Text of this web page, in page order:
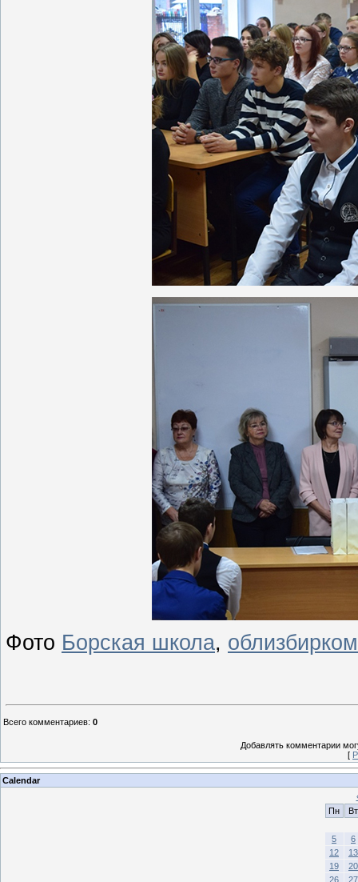
Фото Борская школа, облизбирком
Всего комментариев: 0
Добавлять комментарии
[
Calendar
Пн
Вт
5
6
12
13
19
20
26
27